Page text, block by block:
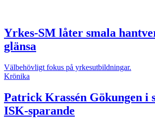
Yrkes-SM låter smala
glänsa
Välbehövligt fokus på yrkesutbildningar.
Krönika
Patrick Krassén Gökungen i
ISK-sparande